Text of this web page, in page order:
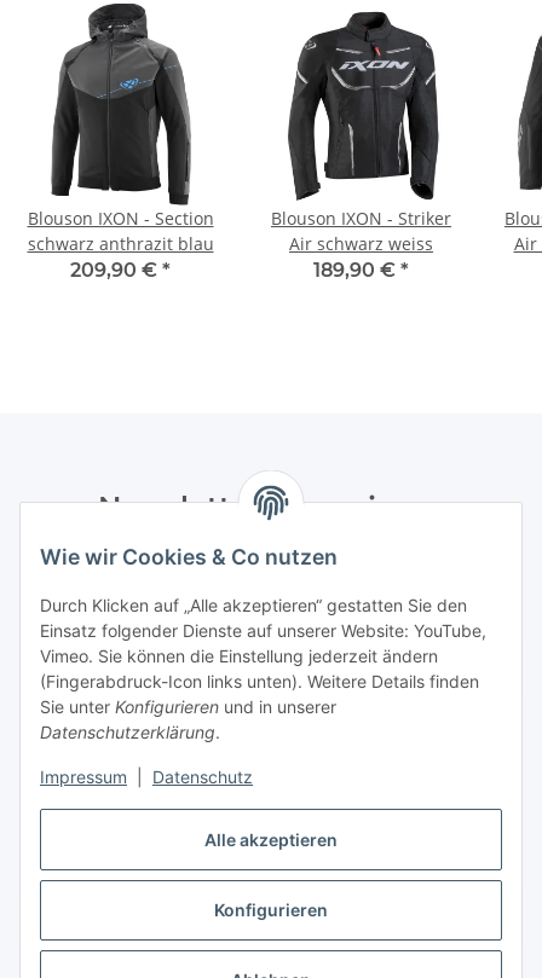
Alle akzeptieren
Konfigurieren
Wie wir Cookies & Co nutzen
Durch Klicken auf „Alle akzeptieren“ gestatten Sie den
Einsatz folgender Dienste auf unserer Website: YouTube,
Vimeo. Sie können die Einstellung jederzeit ändern
(Fingerabdruck-Icon links unten). Weitere Details finden
Sie unter Konfigurieren und in unserer
Datenschutzerklärung.
Impressum Datenschutz
Blouson IXON - Section
schwarz anthrazit blau
209,90 € *
Blouson IXON - Striker
Air schwarz weiss
189,90 € *
Air
Newsletter Abonnieren
Bitte senden Sie mir entsprechend Ihrer
Informationen zu Ihrem Produktsortiment per E-Mail zu.
Abonnieren
Newsletter Abonnieren
Gesetzliche Informationen
Vertrag widerrufen
* Alle Preise inkl. gesetzlicher USt., zzgl.Versand